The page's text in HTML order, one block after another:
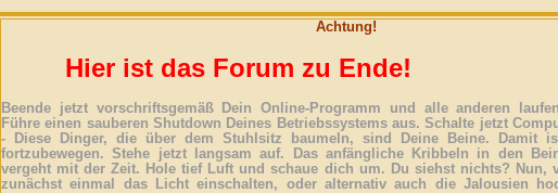
Achtung!
Hier ist das Forum zu Ende!
Beende jetzt vorschriftsgemäß Dein Online-Programm und alle anderen
Führe einen sauberen Shutdown Deines Betriebssystems aus. Schalte jetzt
- Diese Dinger, die über dem Stuhlsitz baumeln, sind Deine Beine. Damit
fortzubewegen. Stehe jetzt langsam auf. Das anfängliche Kribbeln in den
vergeht mit der Zeit. Hole tief Luft und schaue dich um. Du siehst nichts? Nun,
zunächst einmal das Licht einschalten, oder alternativ auch die Jalousien